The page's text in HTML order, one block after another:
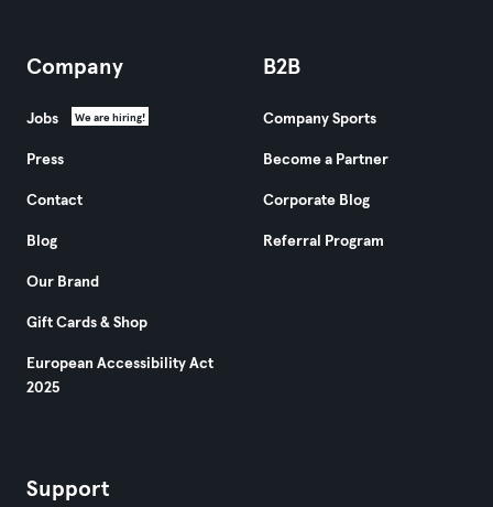
Company
Jobs We are hiring!
Press
Contact
Blog
Our Brand
Gift Cards & Shop
European Accessibility Act
2025
B2B
Company Sports
Become a Partner
Corporate Blog
Referral Program
Support